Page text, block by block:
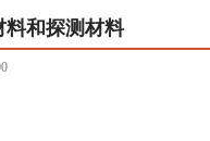
料和探测材料